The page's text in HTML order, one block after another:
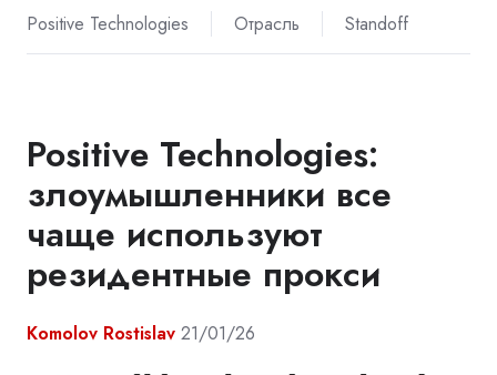
Positive Technologies
Отрасль Standoff
Positive Technologies:
злоумышленники все
чаще используют
резидентные прокси
Komolov Rostislav 21/01/26